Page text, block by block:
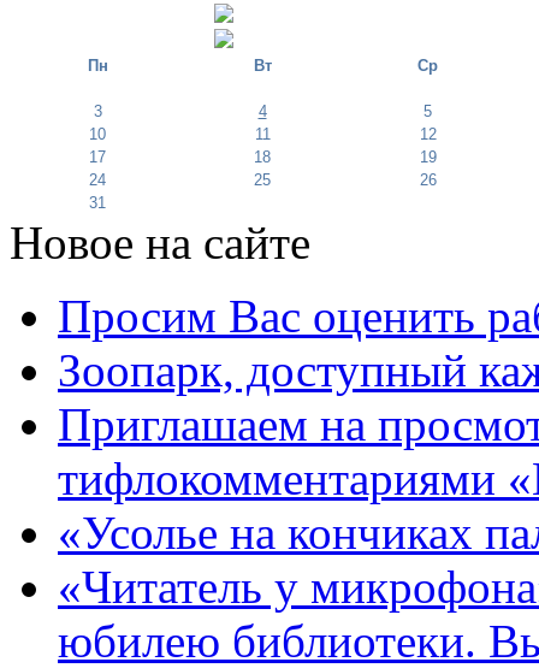
Пн Вт Ср
3 4
5
10
11
12
17
18
19
24
25
26
31
Новое на сайте
Просим Вас оценить
Зоопарк, доступный
Приглашаем на
тифлокомментариями
«Усолье на кончиках
«Читатель у
юбилею библиотеки.